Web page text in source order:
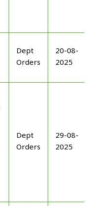
Dept
Orders
20-08-
2025
Dept
Orders
29-08-
2025